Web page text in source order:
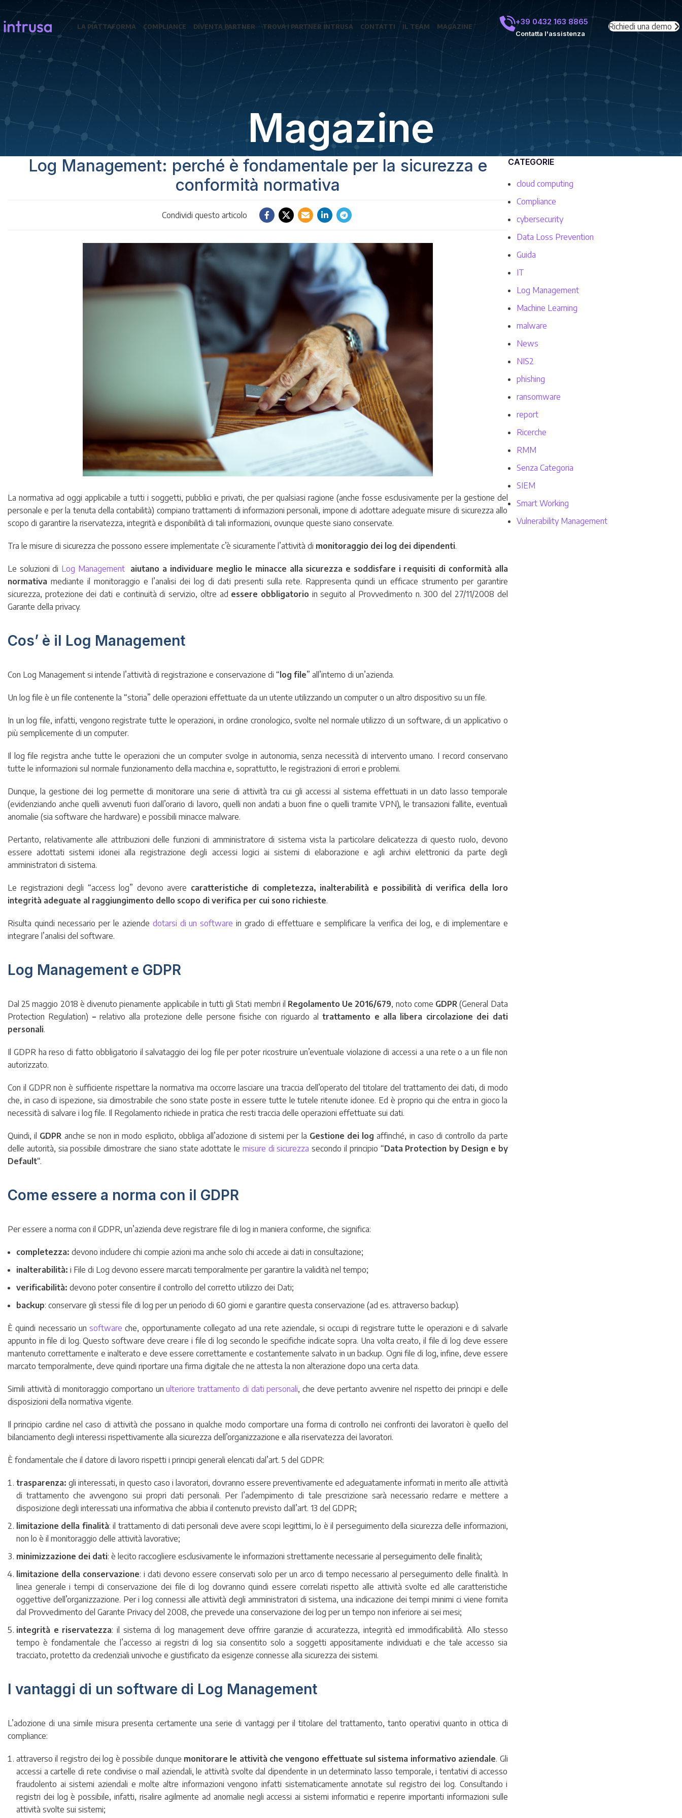
LA PIATTAFORMA COMPLIANCE DIVENTA PARTNER TROVA I PARTNER INTRUSA CONTATTI IL TEAM MAGAZINE
+39 0432 163 8865
Contatta l'assistenza
Richiedi una demo
Magazine
Log Management: perché è fondamentale per la sicurezza e
conformità normativa
Condividi questo articolo
La normativa ad oggi applicabile a tutti i soggetti, pubblici e privati, che per qualsiasi ragione (anche fosse esclusivamente per la gestione del
personale e per la tenuta della contabilità) compiano trattamenti di informazioni personali, impone di adottare adeguate misure di sicurezza allo
scopo di garantire la riservatezza, integrità e disponibilità di tali informazioni, ovunque queste siano conservate.
Tra le misure di sicurezza che possono essere implementate c’è sicuramente l’attività di monitoraggio dei log dei dipendenti.
Le soluzioni di Log Management
aiutano a individuare meglio le minacce alla sicurezza e soddisfare i requisiti di conformità alla
normativa mediante il monitoraggio e l’analisi dei log di dati presenti sulla rete. Rappresenta quindi un efficace strumento per garantire
sicurezza, protezione dei dati e continuità di servizio, oltre ad essere obbligatorio in seguito al Provvedimento n. 300 del 27/11/2008 del
Garante della privacy.
Cos’ è il Log Management
Con Log Management si intende l’attività di registrazione e conservazione di “ log file” all’interno di un’azienda.
Un log file è un file contenente la “storia” delle operazioni effettuate da un utente utilizzando un computer o un altro dispositivo su un file.
In un log file, infatti, vengono registrate tutte le operazioni, in ordine cronologico, svolte nel normale utilizzo di un software, di un applicativo o
più semplicemente di un computer.
Il log file registra anche tutte le operazioni che un computer svolge in autonomia, senza necessità di intervento umano. I record conservano
tutte le informazioni sul normale funzionamento della macchina e, soprattutto, le registrazioni di errori e problemi.
Dunque, la gestione dei log permette di monitorare una serie di attività tra cui gli accessi al sistema effettuati in un dato lasso temporale
(evidenziando anche quelli avvenuti fuori dall’orario di lavoro, quelli non andati a buon fine o quelli tramite VPN), le transazioni fallite, eventuali
anomalie (sia software che hardware) e possibili minacce malware.
Pertanto, relativamente alle attribuzioni delle funzioni di amministratore di sistema vista la particolare delicatezza di questo ruolo, devono
essere adottati sistemi idonei alla registrazione degli accessi logici ai sistemi di elaborazione e agli archivi elettronici da parte degli
amministratori di sistema.
Le registrazioni degli “access log” devono avere caratteristiche di completezza, inalterabilità e possibilità di verifica della loro
integrità adeguate al raggiungimento dello scopo di verifica per cui sono richieste.
Risulta quindi necessario per le aziende dotarsi di un software in grado di effettuare e semplificare la verifica dei log, e di implementare e
integrare l’analisi del software.
Log Management e GDPR
Dal 25 maggio 2018 è divenuto pienamente applicabile in tutti gli Stati membri il Regolamento Ue 2016/679, noto come GDPR (General Data
Protection Regulation) –relativo alla protezione delle persone fisiche con riguardo altrattamento e alla libera circolazione dei dati
personali.
Il GDPR ha reso di fatto obbligatorio il salvataggio dei log file per poter ricostruire un’eventuale violazione di accessi a una rete o a un file non
autorizzato.
Con il GDPR non è sufficiente rispettare la normativa ma occorre lasciare una traccia dell’operato del titolare del trattamento dei dati, di modo
che, in caso di ispezione, sia dimostrabile che sono state poste in essere tutte le tutele ritenute idonee. Ed è proprio qui che entra in gioco la
necessità di salvare i log file. Il Regolamento richiede in pratica che resti traccia delle operazioni effettuate sui dati.
Quindi, il GDPR anche se non in modo esplicito, obbliga all’adozione di sistemi per la Gestione dei log affinché, in caso di controllo da parte
delle autorità, sia possibile dimostrare che siano state adottate le misure di sicurezza secondo il principio “Data Protection by Design e by
Default“.
Come essere a norma con il GDPR
Per essere a norma con il GDPR, un’azienda deve registrare file di log in maniera conforme, che significa:
completezza: devono includere chi compie azioni ma anche solo chi accede ai dati in consultazione;
inalterabilità: i File di Log devono essere marcati temporalmente per garantire la validità nel tempo;
verificabilità: devono poter consentire il controllo del corretto utilizzo dei Dati;
backup: conservare gli stessi file di log per un periodo di 60 giorni e garantire questa conservazione (ad es. attraverso backup).
È quindi necessario unsoftware che, opportunamente collegato ad una rete aziendale, si occupi di registrare tutte le operazioni e di salvarle
appunto in file di log. Questo software deve creare i file di log secondo le specifiche indicate sopra. Una volta creato, il file di log deve essere
mantenuto correttamente e inalterato e deve essere correttamente e costantemente salvato in un backup. Ogni file di log, infine, deve essere
marcato temporalmente, deve quindi riportare una firma digitale che ne attesta la non alterazione dopo una certa data.
Simili attività di monitoraggio comportano unulteriore trattamento di dati personali, che deve pertanto avvenire nel rispetto dei principi e delle
disposizioni della normativa vigente.
Il principio cardine nel caso di attività che possano in qualche modo comportare una forma di controllo nei confronti dei lavoratori è quello del
bilanciamento degli interessi rispettivamente alla sicurezza dell’organizzazione e alla riservatezza dei lavoratori.
È fondamentale che il datore di lavoro rispetti i principi generali elencati dal’art. 5 del GDPR:
trasparenza: gli interessati, in questo caso i lavoratori, dovranno essere preventivamente ed adeguatamente informati in merito alle attività
di trattamento che avvengono sui propri dati personali. Per l’adempimento di tale prescrizione sarà necessario redarre e mettere a
disposizione degli interessati una informativa che abbia il contenuto previsto dall’art. 13 del GDPR;
limitazione della finalità: il trattamento di dati personali deve avere scopi legittimi, lo è il perseguimento della sicurezza delle informazioni,
non lo è il monitoraggio delle attività lavorative;
minimizzazione dei dati: è lecito raccogliere esclusivamente le informazioni strettamente necessarie al perseguimento delle finalità;
limitazione della conservazione: i dati devono essere conservati solo per un arco di tempo necessario al perseguimento delle finalità. In
linea generale i tempi di conservazione dei file di log dovranno quindi essere correlati rispetto alle attività svolte ed alle caratteristiche
oggettive dell’organizzazione. Per i log connessi alle attività degli amministratori di sistema, una indicazione dei tempi minimi ci viene fornita
dal Provvedimento del Garante Privacy del 2008, che prevede una conservazione dei log per un tempo non inferiore ai sei mesi;
integrità e riservatezza: il sistema di log management deve offrire garanzie di accuratezza, integrità ed immodificabilità. Allo stesso
tempo è fondamentale che l’accesso ai registri di log sia consentito solo a soggetti appositamente individuati e che tale accesso sia
tracciato, protetto da credenziali univoche e giustificato da esigenze connesse alla sicurezza dei sistemi.
I vantaggi di un software di Log Management
L’adozione di una simile misura presenta certamente una serie di vantaggi per il titolare del trattamento, tanto operativi quanto in ottica di
compliance:
attraverso il registro dei log è possibile dunque monitorare le attività che vengono effettuate sul sistema informativo aziendale. Gli
accessi a cartelle di rete condivise o mail aziendali, le attività svolte dal dipendente in un determinato lasso temporale, i tentativi di accesso
fraudolento ai sistemi aziendali e molte altre informazioni vengono infatti sistematicamente annotate sul registro dei log. Consultando i
registri dei log è possibile, infatti, risalire agilmente ad anomalie negli accessi ai sistemi informatici e reperire importanti informazioni sulle
attività svolte sui sistemi;
CATEGORIE
cloud computing
Compliance
cybersecurity
Data Loss Prevention
Guida
IT
Log Management
Machine Learning
malware
News
NIS2
phishing
ransomware
report
Ricerche
RMM
Senza Categoria
SIEM
Smart Working
Vulnerability Management